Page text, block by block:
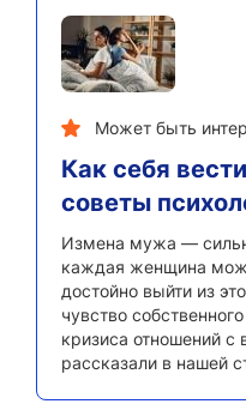
Может быть
Как себя
советы
Измена мужа —
каждая женщина
достойно выйти из
чувство
кризиса отношений с
рассказали в нашей